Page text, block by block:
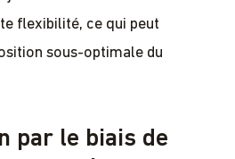
flexibilité, ce qui peut
sous-optimale du
par le biais de